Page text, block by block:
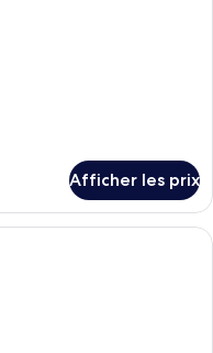
Afficher les prix
chambre d’hôtel avec un